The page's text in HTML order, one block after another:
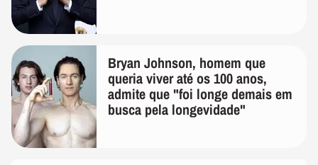
Bryan Johnson, homem que
queria viver até os 100 anos,
admite que "foi longe demais em
busca pela longevidade"